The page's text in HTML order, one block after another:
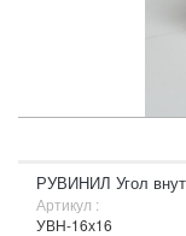
РУВИНИЛ Угол
Артикул :
УВН-16х16